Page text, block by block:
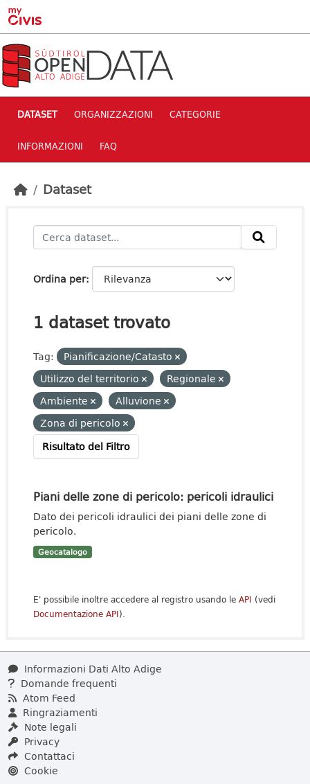
Skip to main content
DATASET ORGANIZZAZIONI CATEGORIE
INFORMAZIONI FAQ
Dataset
Ordina per
1 dataset trovato
Tag:
Pianificazione/Catasto
Utilizzo del territorio
Regionale
Ambiente
Alluvione
Zona di pericolo
Risultato del Filtro
Piani delle zone di pericolo: pericoli idraulici
Dato dei pericoli idraulici dei piani delle zone di
pericolo.
Geocatalogo
E' possibile inoltre accedere al registro usando le API (vedi
Documentazione API).
Informazioni Dati Alto Adige
Domande frequenti
Atom Feed
Ringraziamenti
Note legali
Privacy
Contattaci
Cookie